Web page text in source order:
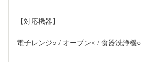
【対応機器】
電子レンジ○ / オーブン× / 食器洗浄機○